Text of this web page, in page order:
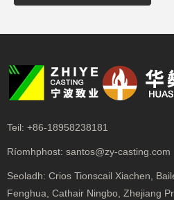
Teil: +86-18958238181
Ríomhphost: santos@zy-casting.com
Seoladh: Crios Tionscail Xiachen,
Fenghua, Cathair Ningbo, Zhejiang